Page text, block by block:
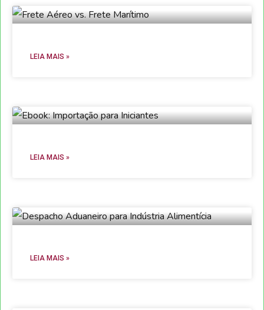
LEIA MAIS »
LEIA MAIS »
LEIA MAIS »